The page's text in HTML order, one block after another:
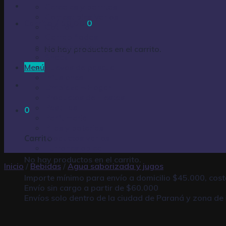
0
No hay productos en el carrito.
Menú
0
Carrito
No hay productos en el carrito.
Importe mínimo para envío a domicilio $45.000,
Envío sin cargo a partir de $60.000
Envíos solo dentro de la ciudad de Paraná y zona de
Golosinas Varias
Productos varios
Inicio / Bebidas / Agua saborizada y jugos